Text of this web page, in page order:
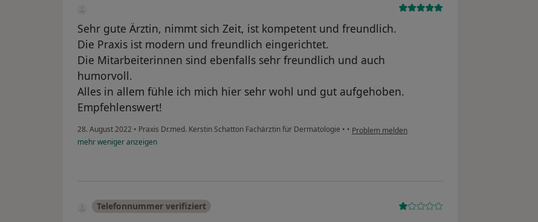
Sehr gute Ärztin, nimmt sich Zeit, ist kompetent und freundlich.
Die Praxis ist modern und freundlich eingerichtet.
Die Mitarbeiterinnen sind ebenfalls sehr freundlich und auch
humorvoll.
Alles in allem fühle ich mich hier sehr wohl und gut aufgehoben.
Empfehlenswert!
28. August 2022 • Praxis Dr.med. Kerstin Schatton Fachärztin für Dermatologie • • Problem melden
mehrwenigeranzeigen
Telefonnummer verifiziert